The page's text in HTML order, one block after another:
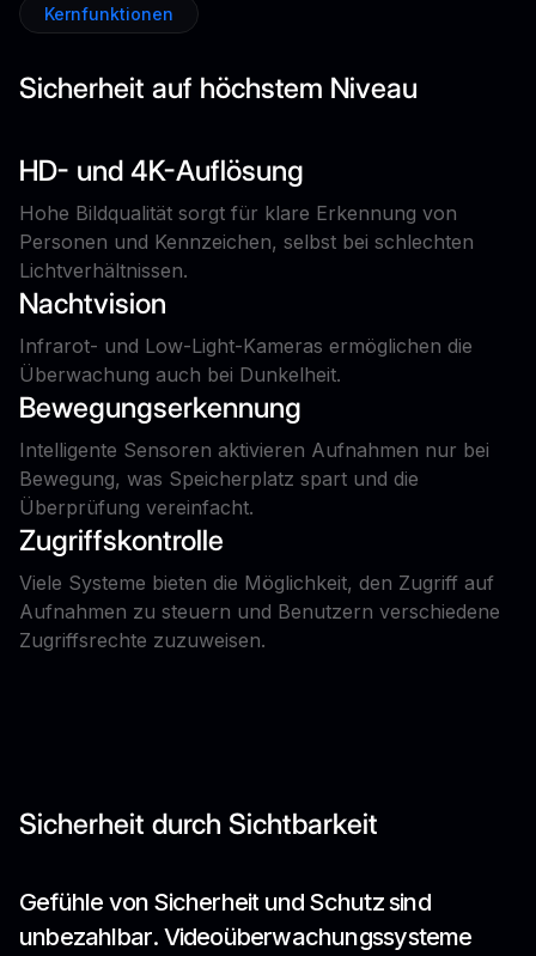
Kernfunktionen
Sicherheit auf höchstem Niveau
HD- und 4K-Auflösung
Hohe Bildqualität sorgt für klare Erkennung von
Personen und Kennzeichen, selbst bei schlechten
Lichtverhältnissen.
Nachtvision
Infrarot- und Low-Light-Kameras ermöglichen die
Überwachung auch bei Dunkelheit.
Bewegungserkennung
Intelligente Sensoren aktivieren Aufnahmen nur bei
Bewegung, was Speicherplatz spart und die
Überprüfung vereinfacht.
Zugriffskontrolle
Viele Systeme bieten die Möglichkeit, den Zugriff auf
Aufnahmen zu steuern und Benutzern verschiedene
Zugriffsrechte zuzuweisen.
Sicherheit durch Sichtbarkeit
Gefühle von Sicherheit und Schutzsind
unbezahlbar. Videoüberwachungssysteme